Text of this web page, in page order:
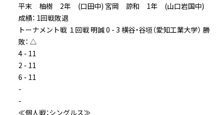
平末 柚樹 2年 (口田中) 宮岡 諒和 1年 (山口岩国中)
成績： 1回戦敗退
トーナメント戦 １回戦 明誠 0 - 3 横谷・谷垣（愛知工業大学） 勝
敗： △
4 - 11
2 - 11
6 - 11
-
-
≪個人戦：シングルス≫